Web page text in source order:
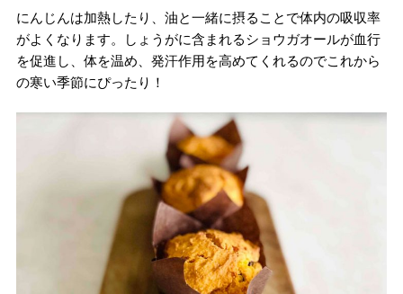
にんじんは加熱したり、油と一緒に摂ることで体内の吸収率
がよくなります。しょうがに含まれるショウガオールが血行
を促進し、体を温め、発汗作用を高めてくれるのでこれから
の寒い季節にぴったり！